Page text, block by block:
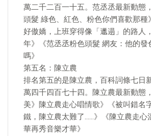
萬二千二百一十五。范丞丞最新動態
頭髮 綠色、紅色、粉色你們喜歡那種
好傲嬌，上班穿得像「邋遢」的路人
年》《范丞丞粉色頭髮 網友：他的發
嗎》
第五名：陳立農
排名第五的是陳立農，百科詞條七日
萬四千四百七十四。陳立農最新動態
美》陳立農走心唱情歌》《被叫錯名
鐵，陳立農太難了……》《陳立農走心
華再秀音樂才華》